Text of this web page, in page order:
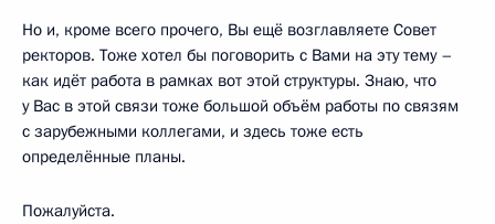
Но и, кроме всего прочего, Вы ещё возглавляете Совет
ректоров. Тоже хотел бы поговорить с Вами на эту тему –
как идёт работа в рамках вот этой структуры. Знаю, что
у Вас в этой связи тоже большой объём работы по связям
с зарубежными коллегами, и здесь тоже есть
определённые планы.
Пожалуйста.